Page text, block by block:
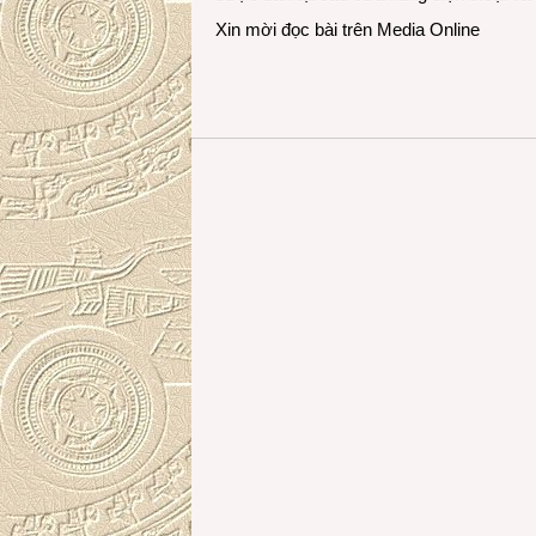
Xin mời đọc bài trên Media Online